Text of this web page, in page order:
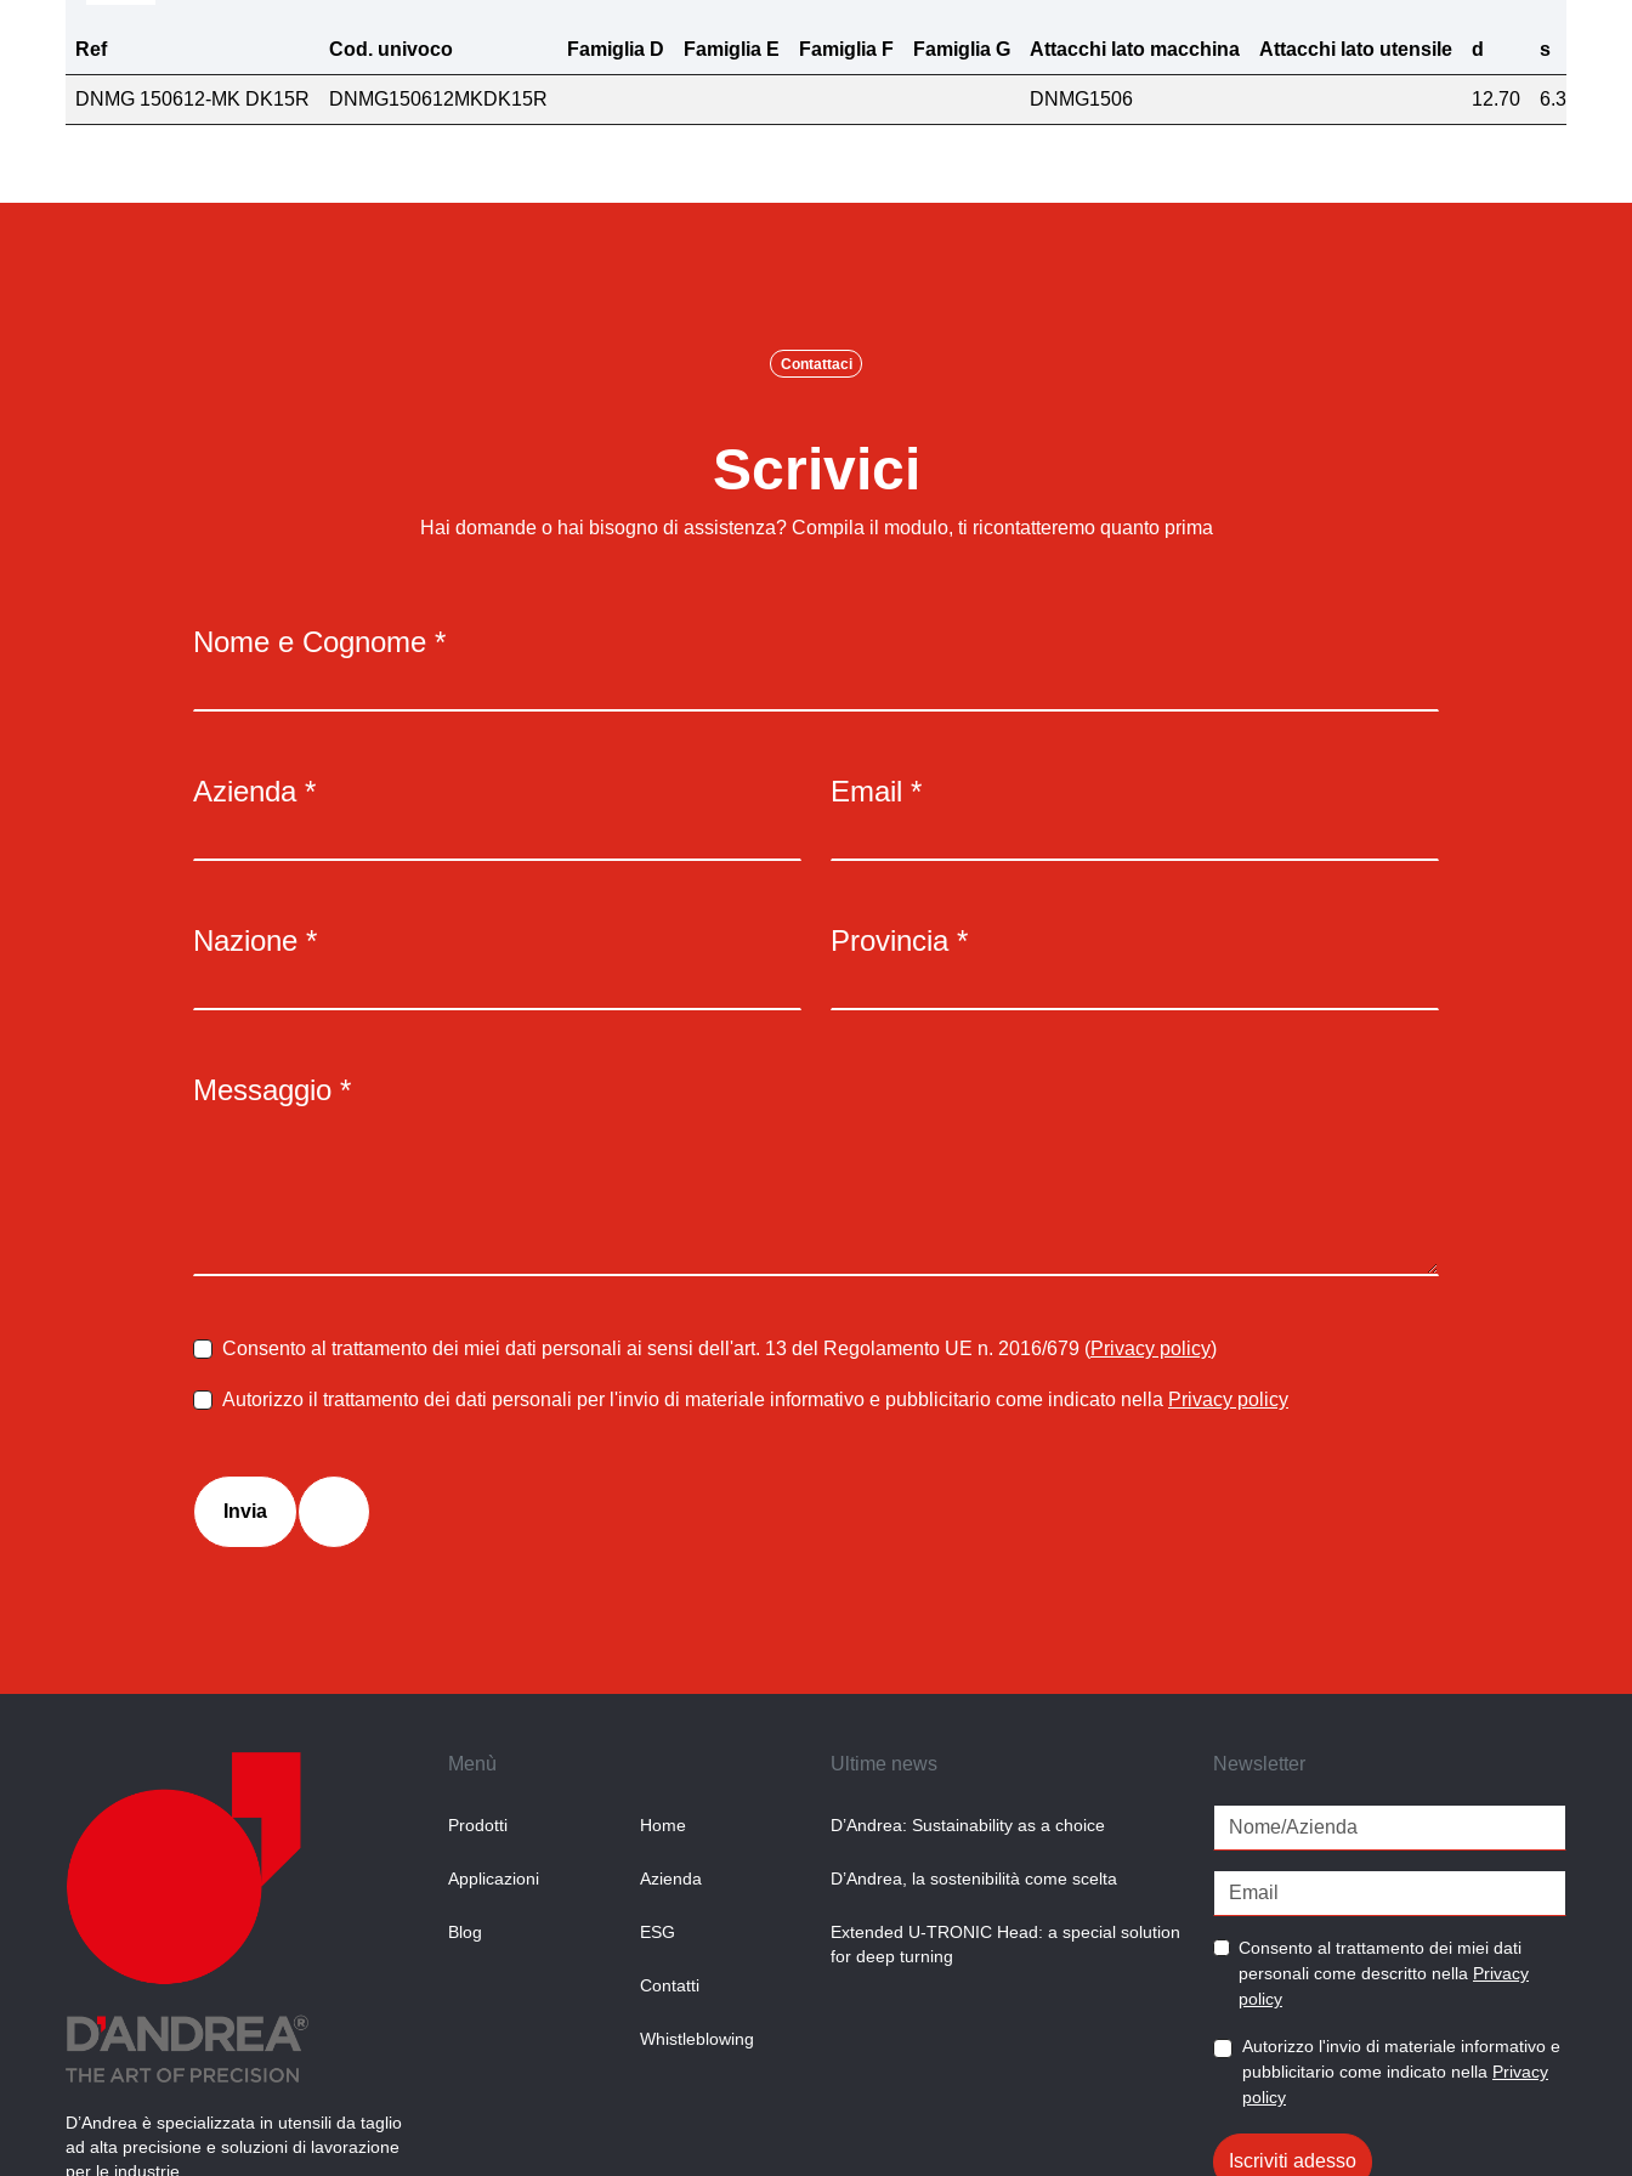
Ref Cod. univoco Famiglia D Famiglia E Famiglia F Famiglia G Attacchi lato macchina Attacchi lato utensile d s
DNMG 150612-MK DK15R DNMG150612MKDK15R DNMG1506 12.70 6.35
Contattaci
Scrivici
Hai domande o hai bisogno di assistenza? Compila il modulo, ti ricontatteremo quanto prima
Nome e Cognome *
Azienda * Email *
Nazione * Provincia *
Messaggio *
Consento al trattamento dei miei dati personali ai sensi dell'art. 13 del Regolamento UE n. 2016/679 (Privacy policy)
Autorizzo il trattamento dei dati personali per l'invio di materiale informativo e pubblicitario come indicato nella Privacy policy
Invia
D’Andrea è specializzata in utensili da taglio
ad alta precisione e soluzioni di lavorazione
per le industrie.
Menù
Prodotti
Applicazioni
Blog
Home
Azienda
ESG
Contatti
Whistleblowing
Ultime news
D’Andrea: Sustainability as a choice
D’Andrea, la sostenibilità come scelta
Extended U-TRONIC Head: a special solution
for deep turning
Newsletter
Consento al trattamento dei miei dati
personali come descritto nella Privacy
policy
Autorizzo l'invio di materiale informativo e
pubblicitario come indicato nella Privacy
policy
Iscriviti adesso